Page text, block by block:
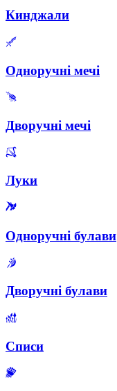
Кинджали
Одноручні мечі
Дворучні мечі
Луки
Одноручні булави
Дворучні булави
Списи